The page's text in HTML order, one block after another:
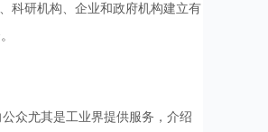
科研机构、企业和政府机构建立有
众尤其是工业界提供服务，介绍